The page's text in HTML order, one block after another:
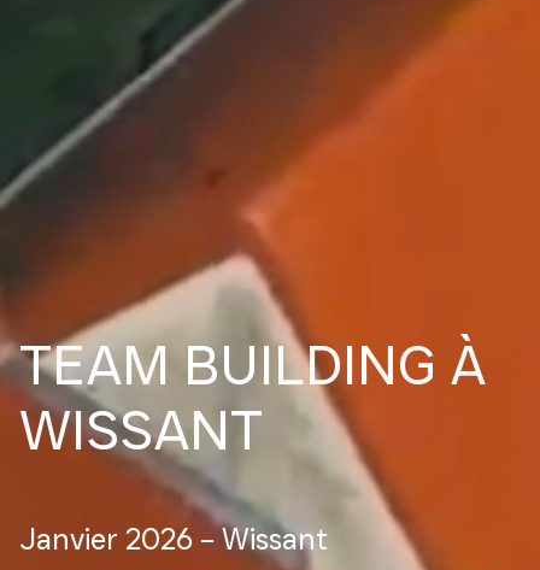
TEAM BUILDING À
WISSANT
Janvier 2026 – Wissant